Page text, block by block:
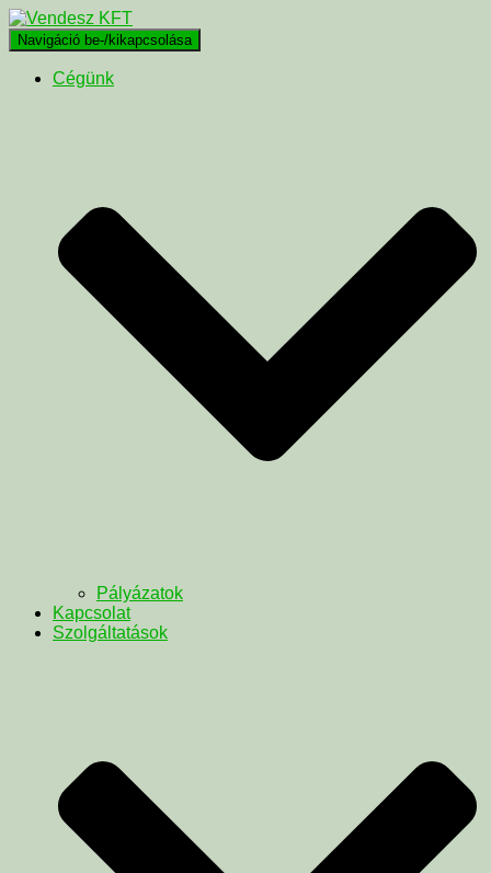
Navigáció be-/kikapcsolása
Cégünk
Pályázatok
Kapcsolat
Szolgáltatások